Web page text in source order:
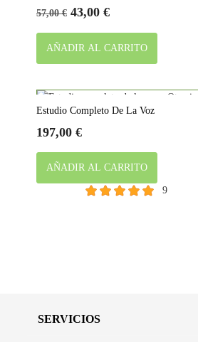
Precio
57,00 € Precio
43,00 €
AÑADIR AL CARRITO
Estudio Completo De La Voz
Precio
197,00 €
AÑADIR AL CARRITO
9
SERVICIOS